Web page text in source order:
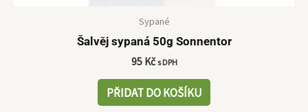
Sypané
Šalvěj sypaná 50g Sonnentor
95 Kč s DPH
PŘIDAT DO KOŠÍKU